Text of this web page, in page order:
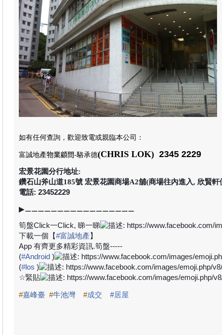
如有任何查詢，歡迎致電或親臨本公司 ：
富誠地產物業顧問-駱承德(CHRIS LOK) 2345 2229
宏景花園分行地址:
鑽石山斧山道185號 宏景花園商場A2舖(商場往內進入, 欣賢軒
電話: 23452229
▶⚊⚊⚊⚊⚊⚊⚊⚊⚊⚊⚊⚊⚊⚊⚊⚊⚊
筍盤Click一Click, 睇一睇
下載一個【#富誠地產】
App 有齊更多精彩資訊.筍盤-----
(#Android )
(#los )
☆緊貼
#嘉峰臺 #牛池灣 #成交 #居屋